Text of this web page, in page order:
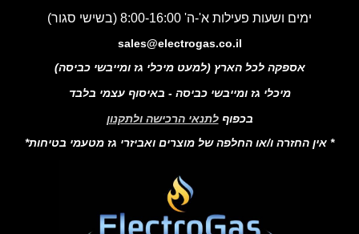
ימים ושעות פעילות א'-ה' 8:00-16:00 (בשישי סגור)
sales@electrogas.co.il
אספקה לכל הארץ (למעט מיכלי גז ומייבשי כביסה)
מיכלי גז ומייבשי כביסה - באיסוף עצמי בלבד
בכפוף לתנאי הרכישה ולתקנון
* אין החזרה ו/או החלפה של מוצרים ואביזרי גז מטעמי בטיחות*